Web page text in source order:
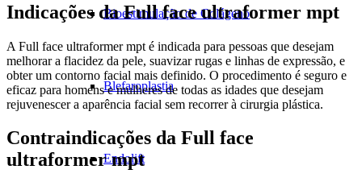
Bioestimulação de Colágeno
Blefaroplastia
Endolift
Indicações da Full face ultraformer mpt
A Full face ultraformer mpt é indicada para pessoas que desejam
melhorar a flacidez da pele, suavizar rugas e linhas de expressão, e
obter um contorno facial mais definido. O procedimento é seguro e
eficaz para homens e mulheres de todas as idades que desejam
rejuvenescer a aparência facial sem recorrer à cirurgia plástica.
Contraindicações da Full face
ultraformer mpt